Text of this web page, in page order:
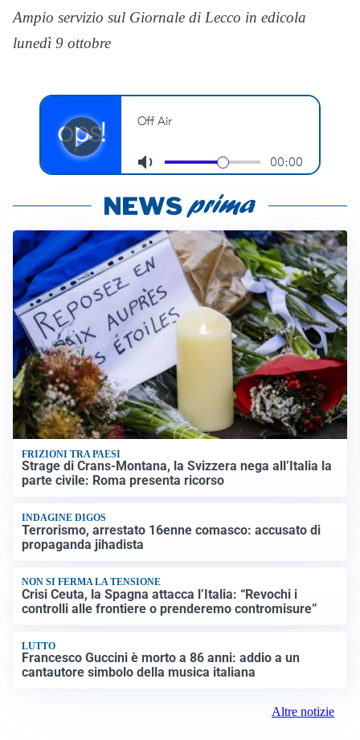
Ampio servizio sul Giornale di Lecco in edicola
lunedì 9 ottobre
FRIZIONI TRA PAESI
Strage di Crans-Montana, la Svizzera nega all’Italia la
parte civile: Roma presenta ricorso
INDAGINE DIGOS
Terrorismo, arrestato 16enne comasco: accusato di
propaganda jihadista
NON SI FERMA LA TENSIONE
Crisi Ceuta, la Spagna attacca l’Italia: “Revochi i
controlli alle frontiere o prenderemo contromisure”
LUTTO
Francesco Guccini è morto a 86 anni: addio a un
cantautore simbolo della musica italiana
Altre notizie